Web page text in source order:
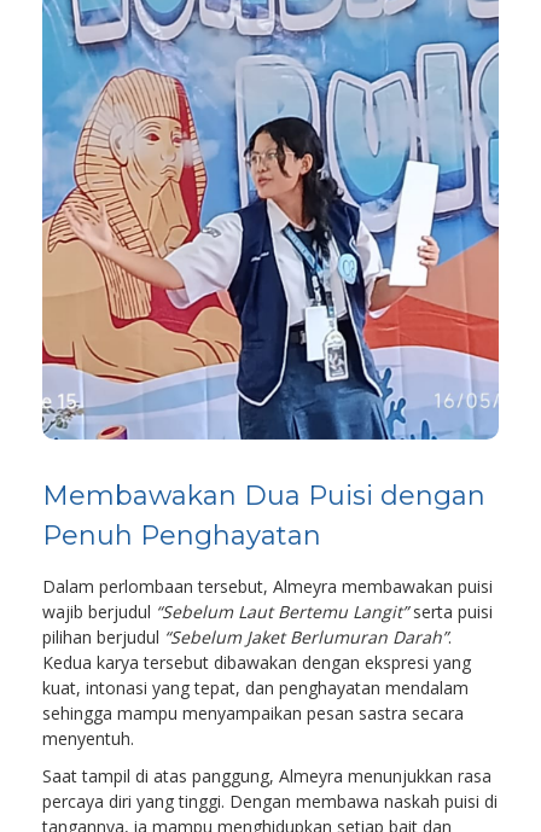
Membawakan Dua Puisi dengan
Penuh Penghayatan
Dalam perlombaan tersebut, Almeyra membawakan puisi
wajib berjudul “Sebelum Laut Bertemu Langit”serta puisi
pilihan berjudul “Sebelum Jaket Berlumuran Darah”.
Kedua karya tersebut dibawakan dengan ekspresi yang
kuat, intonasi yang tepat, dan penghayatan mendalam
sehingga mampu menyampaikan pesan sastra secara
menyentuh.
Saat tampil di atas panggung, Almeyra menunjukkan rasa
percaya diri yang tinggi. Dengan membawa naskah puisi di
tangannya, ia mampu menghidupkan setiap bait dan